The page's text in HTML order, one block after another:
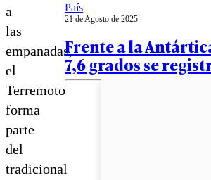
a
las
empanadas,
el
Terremoto
forma
parte
del
tradicional
País
21 de Agosto de 2025
Frente a la
7,6 grados se